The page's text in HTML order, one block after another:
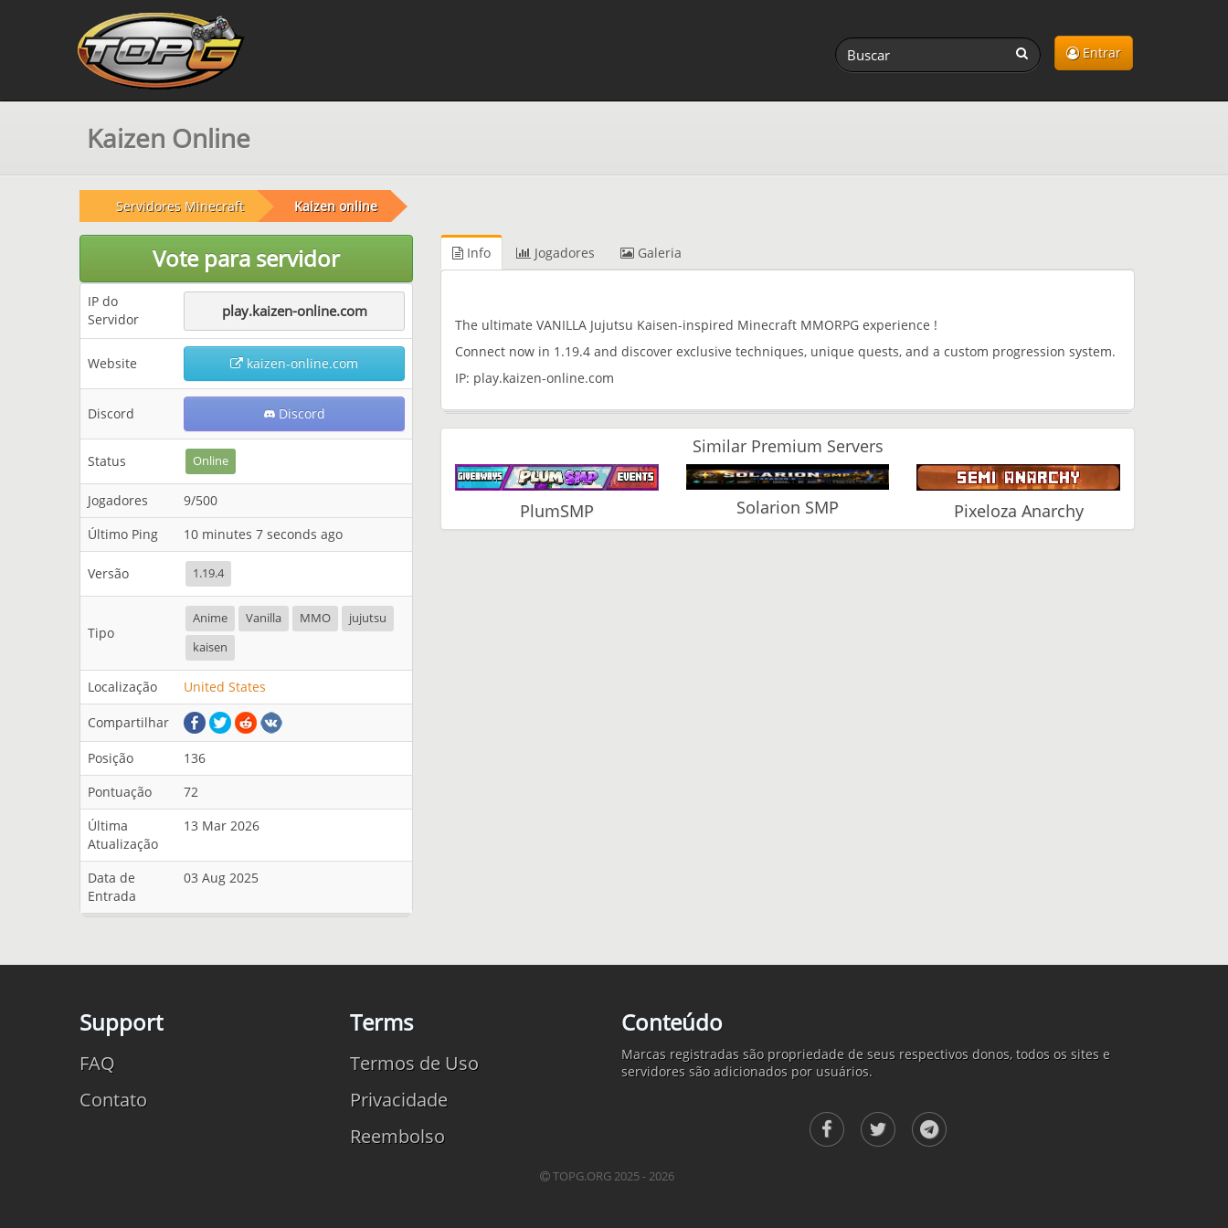
Entrar
Kaizen Online
Servidores Minecraft Kaizen online
Vote para servidor
IP do
Servidor
play.kaizen-online.com
Website kaizen-online.com
Discord Discord
Status Online
Jogadores
9/500
Último Ping
10 minutes 7 seconds ago
Versão 1.19.4
Tipo
Anime Vanilla MMO
jujutsu
kaisen
Localização United States
Compartilhar
Posição
136
Pontuação
72
Última
Atualização
13 Mar 2026
Data de
Entrada
03 Aug 2025
Info Jogadores Galeria
The ultimate VANILLA Jujutsu Kaisen-inspired Minecraft MMORPG experience !
Connect now in 1.19.4 and discover exclusive techniques, unique quests, and a custom progression system.
IP: play.kaizen-online.com
Similar Premium Servers
PlumSMP Solarion SMP Pixeloza Anarchy
Support
FAQ
Contato
Terms
Termos de Uso
Privacidade
Reembolso
Conteúdo
Marcas registradas são propriedade de seus respectivos donos, todos os sites e
servidores são adicionados por usuários.
TOPG.ORG 2025 - 2026